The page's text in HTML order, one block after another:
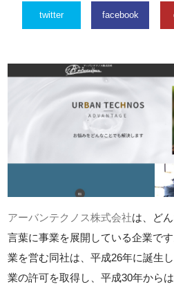
twitter facebook
アーバンテクノス株式会社は、ど
言葉に事業を展開している企業で
業を営む同社は、平成26年に誕生
業の許可を取得し、平成30年から